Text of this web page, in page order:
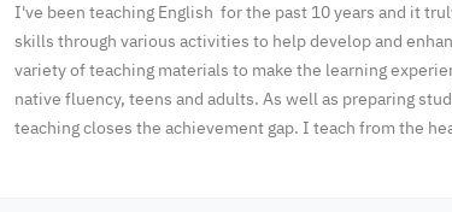
I've been teaching English for the past 10 years and it
skills through various activities to help develop and
variety of teaching materials to make the learning
native fluency, teens and adults. As well as preparing
teaching closes the achievement gap. I teach from the